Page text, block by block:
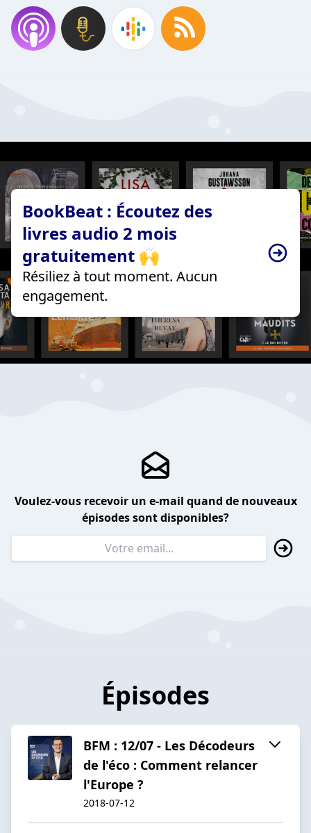
BookBeat : Écoutez des
livres audio 2 mois
gratuitement 🙌
Résiliez à tout moment. Aucun
engagement.
Voulez-vous recevoir un e-mail quand de nouveaux
épisodes sont disponibles?
Épisodes
BFM : 12/07 - Les Décodeurs
de l'éco : Comment relancer
l'Europe ?
2018-07-12